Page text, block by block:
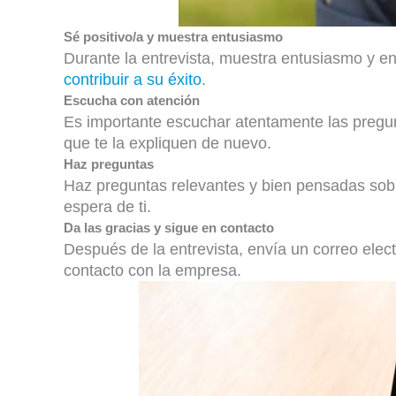
Sé positivo/a y muestra entusiasmo
Durante la entrevista, muestra entusiasmo y
contribuir a su éxito.
Escucha con atención
Es importante escuchar atentamente las
que te la expliquen de nuevo.
Haz preguntas
Haz preguntas relevantes y bien pensadas
espera de ti.
Da las gracias y sigue en contacto
Después de la entrevista, envía un correo
contacto con la empresa.